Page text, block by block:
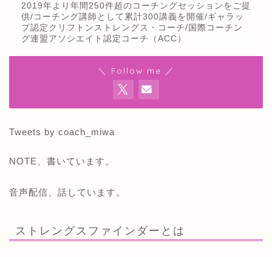
2019年より年間250件超のコーチングセッションをご提
供/コーチング講師として累計300講義を開催/ギャラッ
プ認定クリフトンストレングス・コーチ/国際コーチン
グ連盟アソシエイト認定コーチ（ACC）
＼ Follow me ／
Tweets by coach_miwa
NOTE、書いています。
音声配信、話しています。
ストレングスファインダーとは